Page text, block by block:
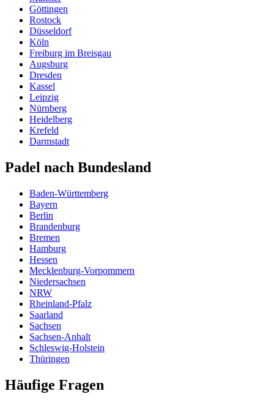
Göttingen
Rostock
Düsseldorf
Köln
Freiburg im Breisgau
Augsburg
Dresden
Kassel
Leipzig
Nürnberg
Heidelberg
Krefeld
Darmstadt
Padel nach Bundesland
Baden-Württemberg
Bayern
Berlin
Brandenburg
Bremen
Hamburg
Hessen
Mecklenburg-Vorpommern
Niedersachsen
NRW
Rheinland-Pfalz
Saarland
Sachsen
Sachsen-Anhalt
Schleswig-Holstein
Thüringen
Häufige Fragen